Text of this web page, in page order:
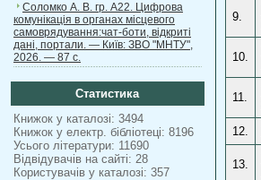
Соломко А. В. гр. А22. Цифрова
комунікація в органах місцевого
самоврядування:чат-боти, відкриті
дані, портали. — Київ: ЗВО "МНТУ",
2026. — 87 с.
Статистика
Книжок у каталозі: 3494
Книжок у електр. бібліотеці: 8196
Усього літератури: 11690
Відвідувачів на сайті: 28
Користувачів у каталозі: 357
9.
10.
11.
12.
13.